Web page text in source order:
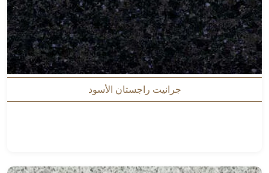
جرانيت راجستان الأسود